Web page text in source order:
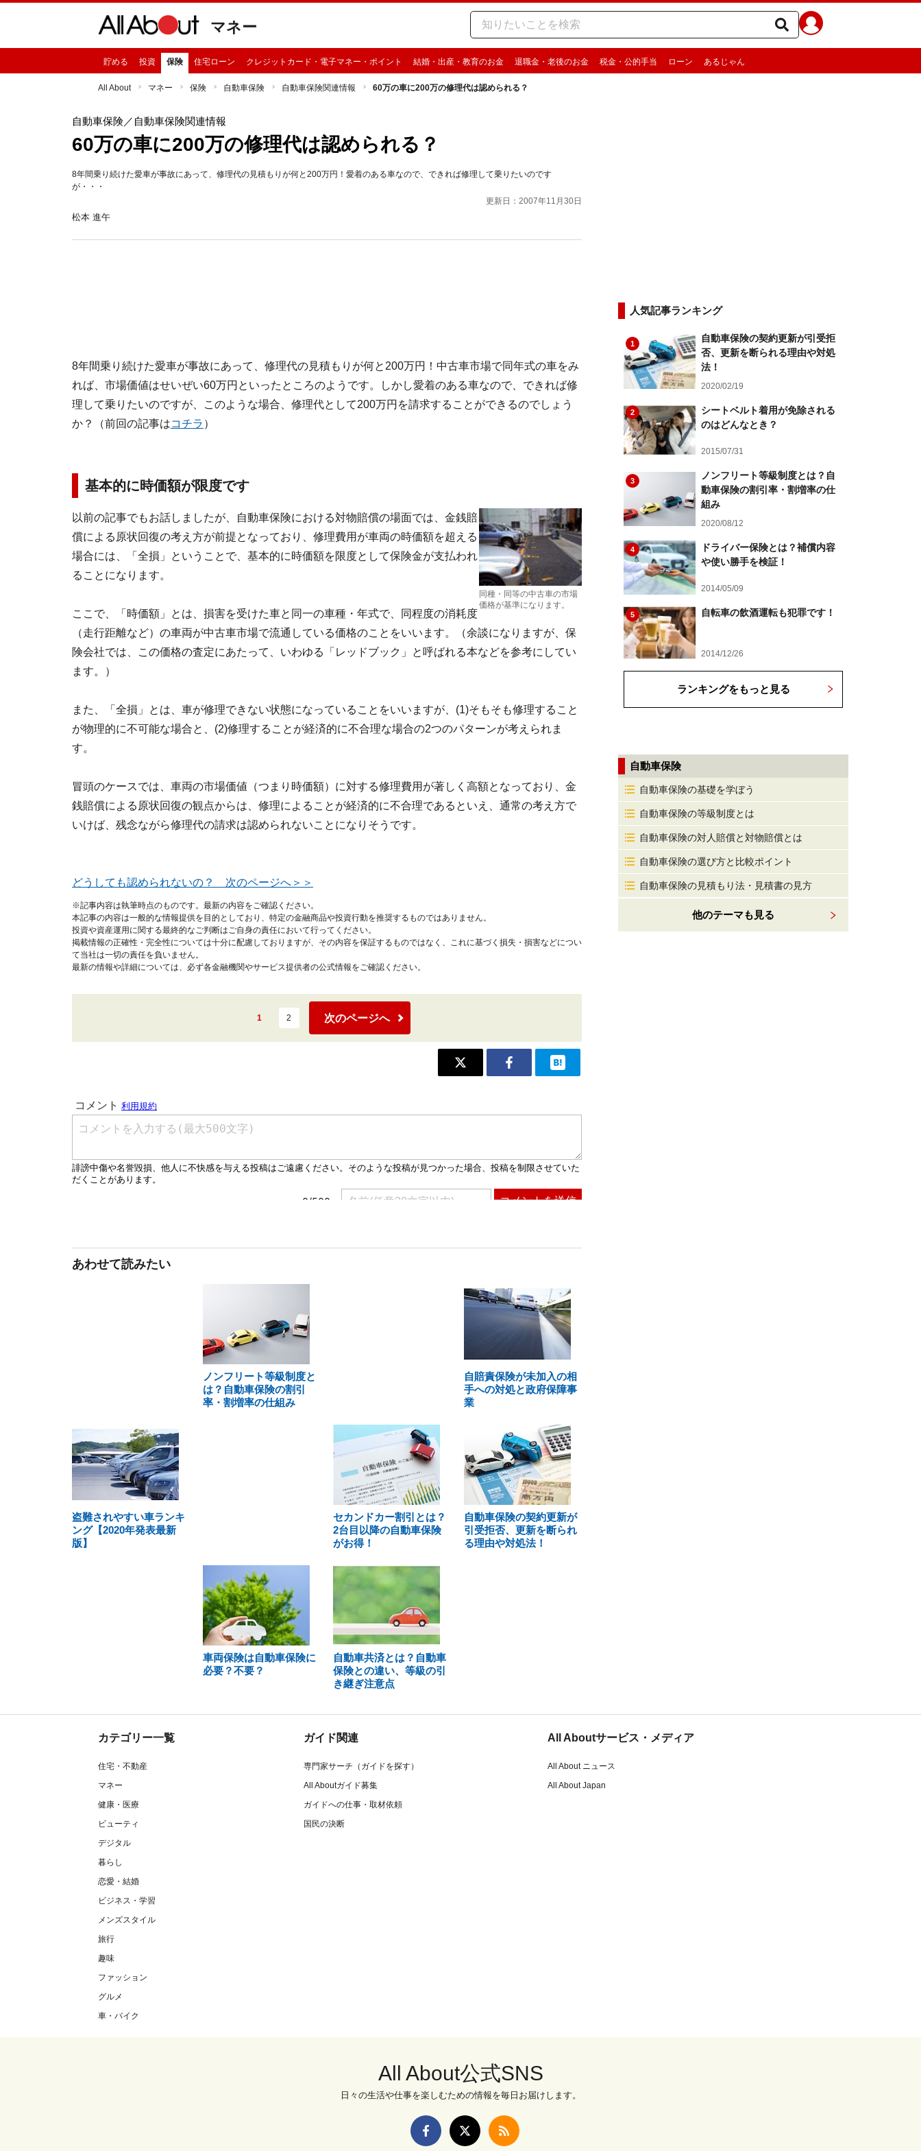
マネー
貯める 投資 保険 住宅ローン クレジットカード・電子マネー・ポイント 結婚・出産・教育のお金 退職金・老後のお金 税金・公的手当 ローン あるじゃん
All About マネー 保険 自動車保険 自動車保険関連情報 60万の車に200万の修理代は認められる？
自動車保険／自動車保険関連情報
60万の車に200万の修理代は認められる？
8年間乗り続けた愛車が事故にあって、修理代の見積もりが何と200万円！愛着のある車なので、できれば修理して乗りたいのです
が・・・
更新日：2007年11月30日
松本 進午
8年間乗り続けた愛車が事故にあって、修理代の見積もりが何と200万円！中古車市場で同年式の車をみ
れば、市場価値はせいぜい60万円といったところのようです。しかし愛着のある車なので、できれば修
理して乗りたいのですが、このような場合、修理代として200万円を請求することができるのでしょう
か？（前回の記事はコチラ ）
基本的に時価額が限度です
同種・同等の中古車の市場
価格が基準になります。
以前の記事でもお話しましたが、自動車保険における対物賠償の場面では、金銭賠
償による原状回復の考え方が前提となっており、修理費用が車両の時価額を超える
場合には、「全損」ということで、基本的に時価額を限度として保険金が支払われ
ることになります。
ここで、「時価額」とは、損害を受けた車と同一の車種・年式で、同程度の消耗度
（走行距離など）の車両が中古車市場で流通している価格のことをいいます。（余談になりますが、保
険会社では、この価格の査定にあたって、いわゆる「レッドブック」と呼ばれる本などを参考にしてい
ます。）
また、「全損」とは、車が修理できない状態になっていることをいいますが、(1)そもそも修理すること
が物理的に不可能な場合と、(2)修理することが経済的に不合理な場合の2つのパターンが考えられま
す。
冒頭のケースでは、車両の市場価値（つまり時価額）に対する修理費用が著しく高額となっており、金
銭賠償による原状回復の観点からは、修理によることが経済的に不合理であるといえ、通常の考え方で
いけば、残念ながら修理代の請求は認められないことになりそうです。
どうしても認められないの？ 次のページへ＞＞
※記事内容は執筆時点のものです。最新の内容をご確認ください。
本記事の内容は一般的な情報提供を目的としており、特定の金融商品や投資行動を推奨するものではありません。
投資や資産運用に関する最終的なご判断はご自身の責任において行ってください。
掲載情報の正確性・完全性については十分に配慮しておりますが、その内容を保証するものではなく、これに基づく損失・損害などについ
て当社は一切の責任を負いません。
最新の情報や詳細については、必ず各金融機関やサービス提供者の公式情報をご確認ください。
1 2 次のページへ
あわせて読みたい
ノンフリート等級制度と
は？自動車保険の割引
率・割増率の仕組み
自賠責保険が未加入の相
手への対処と政府保障事
業
盗難されやすい車ランキ
ング【2020年発表最新
版】
セカンドカー割引とは？
2台目以降の自動車保険
がお得！
自動車保険の契約更新が
引受拒否、更新を断られ
る理由や対処法！
車両保険は自動車保険に
必要？不要？
自動車共済とは？自動車
保険との違い、等級の引
き継ぎ注意点
人気記事ランキング
1
自動車保険の契約更新が引受拒
否、更新を断られる理由や対処
法！
2020/02/19
2
シートベルト着用が免除される
のはどんなとき？
2015/07/31
3
ノンフリート等級制度とは？自
動車保険の割引率・割増率の仕
組み
2020/08/12
4
ドライバー保険とは？補償内容
や使い勝手を検証！
2014/05/09
5 自転車の飲酒運転も犯罪です！
2014/12/26
ランキングをもっと見る
自動車保険
自動車保険の基礎を学ぼう
自動車保険の等級制度とは
自動車保険の対人賠償と対物賠償とは
自動車保険の選び方と比較ポイント
自動車保険の見積もり法・見積書の見方
他のテーマも見る
カテゴリー一覧
住宅・不動産
マネー
健康・医療
ビューティ
デジタル
暮らし
恋愛・結婚
ビジネス・学習
メンズスタイル
旅行
趣味
ファッション
グルメ
車・バイク
ガイド関連
専門家サーチ（ガイドを探す）
All Aboutガイド募集
ガイドへの仕事・取材依頼
国民の決断
All Aboutサービス・メディア
All About ニュース
All About Japan
All About公式SNS
日々の生活や仕事を楽しむための情報を毎日お届けします。